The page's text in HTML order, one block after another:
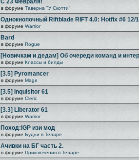
С 23 Февраля!
в форуме Таверна "У Скотти"
Однокнопочный Riftblade RIFT 4.0: Hotfix #6 12/
в форуме Warrior
Bard
в форуме Rogue
[Новичкам и дедам] Об очереди команд и
в форуме Классы и билды
[3.5] Pyromancer
в форуме Mage
[3.5] Inquisitor 61
в форуме Cleric
[3.3] Liberator 61
в форуме Warrior
Поход:IGP изи мод
в форуме Будни в Теларе
Ачивки на БГ часть 2.
в форуме Приключения в Теларе